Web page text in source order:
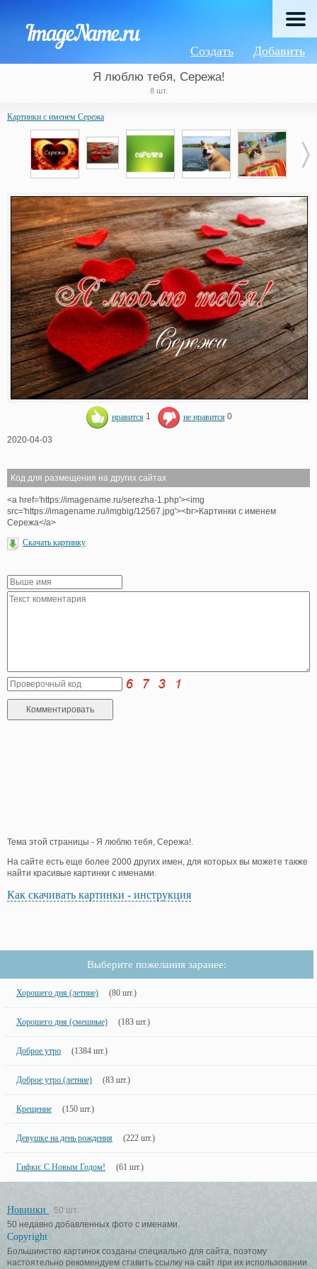
Добавить
Создать
Я люблю тебя, Сережа!
8 шт.
Картинки с именем Сережа
нравится 1 не нравится 0
2020-04-03
Код для размещения на других сайтах
<a href='https://imagename.ru/serezha-1.php'><img
src='https://imagename.ru/imgbig/12567.jpg'><br>Картинки с именем
Сережа</a>
Скачать картинку
Тема этой страницы - Я люблю тебя, Сережа!.
На сайте есть еще более 2000 других имен, для которых вы можете также
найти красивые картинки с именами.
Как скачивать картинки - инструкция
Выберите пожелания заранее:
Хорошего дня (летние) (80 шт.)
Хорошего дня (смешные) (183 шт.)
Доброе утро (1384 шт.)
Доброе утро (летние) (83 шт.)
Крещение (150 шт.)
Девушке на день рождения (222 шт.)
Гифки: С Новым Годом! (61 шт.)
Новинки
50 шт.
50 недавно добавленных фото с именами.
Copyright
Большинство картинок созданы специально для сайта, поэтому
настоятельно рекомендуем ставить ссылку на сайт при их использовании.